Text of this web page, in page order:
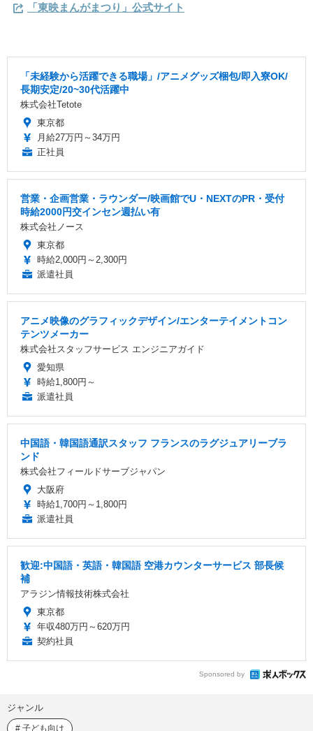
「東映まんがまつり」公式サイト
「未経験から活躍できる職場」/アニメグッズ梱包/即入寮OK/
長期安定/20~30代活躍中
株式会社Tetote
東京都
月給27万円～34万円
正社員
営業・企画営業・ラウンダー/映画館でU・NEXTのPR・受付
時給2000円交インセン週払い有
株式会社ノース
東京都
時給2,000円～2,300円
派遣社員
アニメ映像のグラフィックデザイン/エンターテイメントコン
テンツメーカー
株式会社スタッフサービス エンジニアガイド
愛知県
時給1,800円～
派遣社員
中国語・韓国語通訳スタッフ フランスのラグジュアリーブラ
ンド
株式会社フィールドサーブジャパン
大阪府
時給1,700円～1,800円
派遣社員
歓迎:中国語・英語・韓国語 空港カウンターサービス 部長候
補
アラジン情報技術株式会社
東京都
年収480万円～620万円
契約社員
Sponsored by
ジャンル
子ども向け